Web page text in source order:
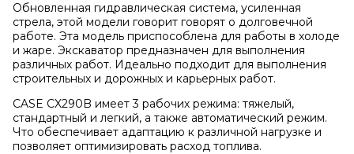
Обновленная гидравлическая система, усиленная
стрела, этой модели говорит говорят о долговечной
работе. Эта модель приспособлена для работы в холоде
и жаре. Экскаватор предназначен для выполнения
различных работ. Идеально подходит для выполнения
строительных и дорожных и карьерных работ.
CASE CX290B имеет 3 рабочих режима: тяжелый,
стандартный и легкий, а также автоматический режим.
Что обеспечивает адаптацию к различной нагрузке и
позволяет оптимизировать расход топлива.